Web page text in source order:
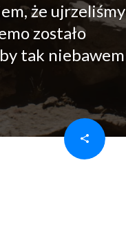
że ujrzeliśmy
zostało
tak niebawem